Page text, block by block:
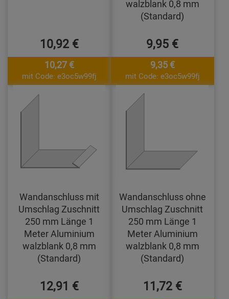
10,92 €
10,27 €
mit Code: e3oc5w99fj
walzblank 0,8 mm
(Standard)
9,95 €
9,35 €
mit Code: e3oc5w99fj
Wandanschluss mit
Umschlag Zuschnitt
250 mm Länge 1
Meter Aluminium
walzblank 0,8 mm
(Standard)
12,91 €
Wandanschluss ohne
Umschlag Zuschnitt
250 mm Länge 1
Meter Aluminium
walzblank 0,8 mm
(Standard)
11,72 €